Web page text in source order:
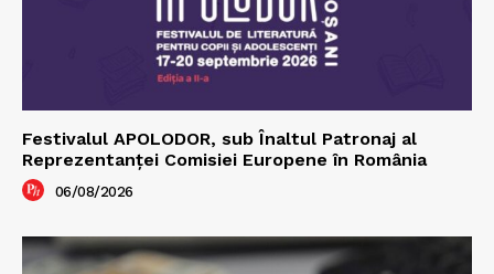
Festivalul APOLODOR, sub Înaltul Patronaj al
Reprezentanței Comisiei Europene în România
06/08/2026